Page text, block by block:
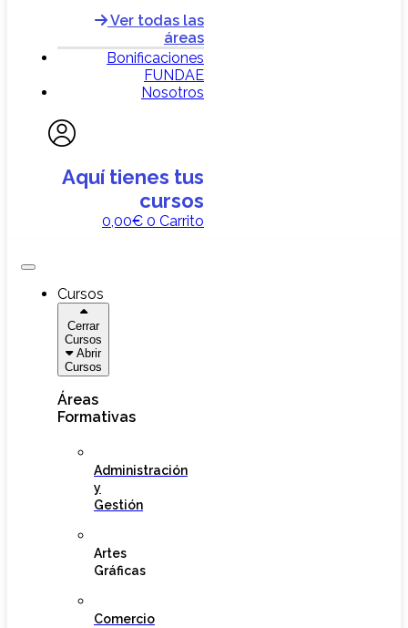
Ver todas las
áreas
Bonificaciones
FUNDAE
Nosotros
0,00€ 0 Carrito
Cursos
Cerrar
Cursos
Abrir
Cursos
Áreas
Formativas
Administración
y
Gestión
Artes
Gráficas
Comercio